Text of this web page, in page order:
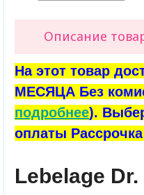
Описание
На этот товар
МЕСЯЦА Без
подробнее).
оплаты
Lebelage